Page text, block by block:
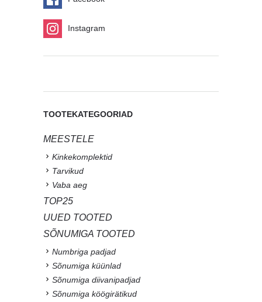
Instagram
TOOTEKATEGOORIAD
MEESTELE
Kinkekomplektid
Tarvikud
Vaba aeg
TOP25
UUED TOOTED
SÕNUMIGA TOOTED
Numbriga padjad
Sõnumiga küünlad
Sõnumiga diivanipadjad
Sõnumiga köögirätikud